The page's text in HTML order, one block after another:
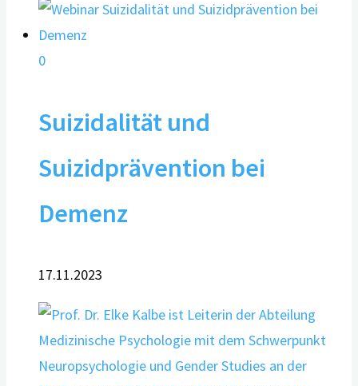
0
Suizidalität und
Suizidprävention bei
Demenz
17.11.2023